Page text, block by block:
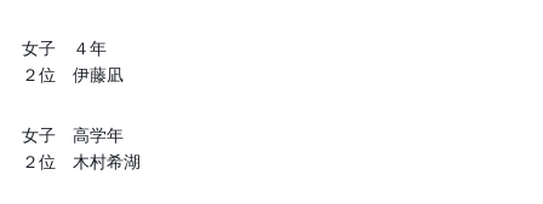
女子 ４年
２位 伊藤凪
女子 高学年
２位 木村希湖